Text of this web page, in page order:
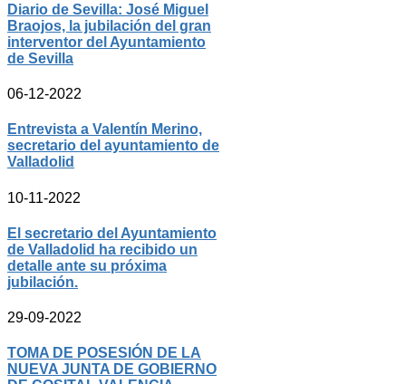
Diario de Sevilla: José Miguel
Braojos, la jubilación del gran
interventor del Ayuntamiento
de Sevilla
06-12-2022
Entrevista a Valentín Merino,
secretario del ayuntamiento de
Valladolid
10-11-2022
El secretario del Ayuntamiento
de Valladolid ha recibido un
detalle ante su próxima
jubilación.
29-09-2022
TOMA DE POSESIÓN DE LA
NUEVA JUNTA DE GOBIERNO